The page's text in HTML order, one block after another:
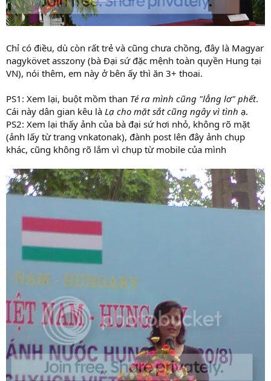
Chỉ có điều, dù còn rất trẻ và cũng chưa chồng, đây là Magyar
nagykövet asszony (bà Đại sứ đặc mệnh toàn quyền Hung tại
VN), nói thêm, em này ở bên ấy thì ăn 3+ thoai.
PS1: Xem lại, buột mồm than Té ra mình cũng "lẳng lơ" phết.
Cái này dân gian kêu là Lạ cho mặt sắt cũng ngây vì tình ạ.
PS2: Xem lại thấy ảnh của bà đại sứ hơi nhỏ, không rõ mặt
(ảnh lấy từ trang vnkatonak), đành post lên đây ảnh chụp
khác, cũng không rõ lắm vì chụp từ mobile của mình